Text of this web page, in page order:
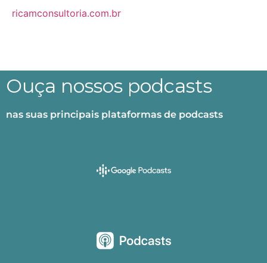
ricamconsultoria.com.br
Ouça nossos podcasts
nas suas principais plataformas de podcasts